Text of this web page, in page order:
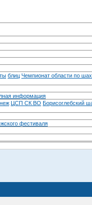
блиц Чемпионат области по
информация
ЦСП СК ВО Борисоглебский
фестиваля